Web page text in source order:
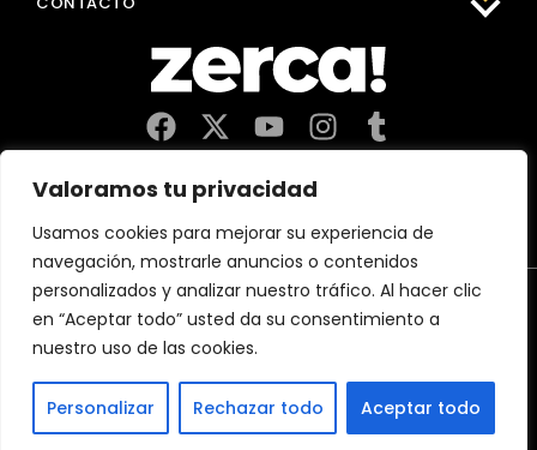
Valoramos tu privacidad
Usamos cookies para mejorar su experiencia de
navegación, mostrarle anuncios o contenidos
personalizados y analizar nuestro tráfico. Al hacer clic
en “Aceptar todo” usted da su consentimiento a
nuestro uso de las cookies.
Personalizar Rechazar todo Aceptar todo
Comercios, productores y distribuidores locales. Pagan
impuestos aquí, y dinamizan economía y empleo en tu
Aviso LegalPolítica de Privacidad
Política de Cookies
CERTIFICACIÓN 2026 MejorServicio.es
EspañaFranceÖsterreichDeutschland BelgiumItaliaPortugal